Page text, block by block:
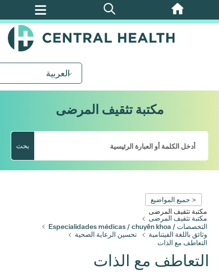
تخطي
العربية
مكتبة تثقيف المرضى
بحث
< جميع المواضيع
مكتبة تثقيف المرضى
مكتبة تثقيف المرضى
التخصصات / Especialidades médicas / chuyên khoa
وثائق باللغة الفيتنامية
تحسين الرعاية الصحية
التعاطف مع الذات
التعاطف مع الذات